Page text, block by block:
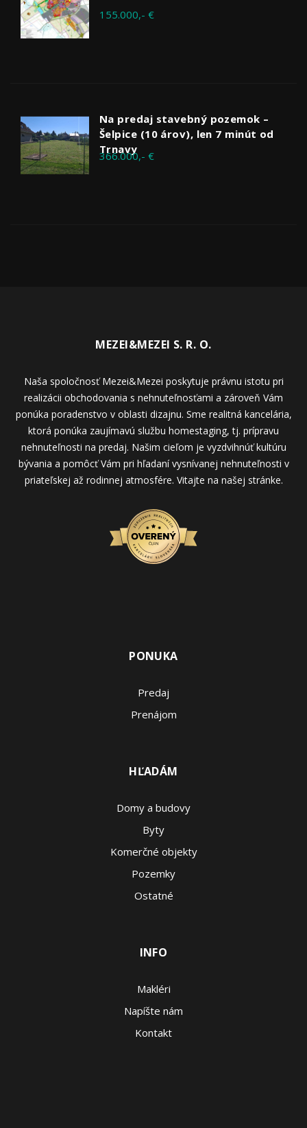
155.000,- €
Na predaj stavebný pozemok –
Šelpice (10 árov), len 7 minút od
Trnavy
366.000,- €
MEZEI&MEZEI S. R. O.
Naša spoločnosť Mezei&Mezei poskytuje právnu istotu pri
realizácii obchodovania s nehnuteľnosťami a zároveň Vám
ponúka poradenstvo v oblasti dizajnu. Sme realitná kancelária,
ktorá ponúka zaujímavú službu homestaging, tj. prípravu
nehnuteľnosti na predaj. Našim cieľom je vyzdvihnúť kultúru
bývania a pomôcť Vám pri hľadaní vysnívanej nehnuteľnosti v
priateľskej až rodinnej atmosfére. Vitajte na našej stránke.
PONUKA
Predaj
Prenájom
HĽADÁM
Domy a budovy
Byty
Komerčné objekty
Pozemky
Ostatné
INFO
Makléri
Napíšte nám
Kontakt